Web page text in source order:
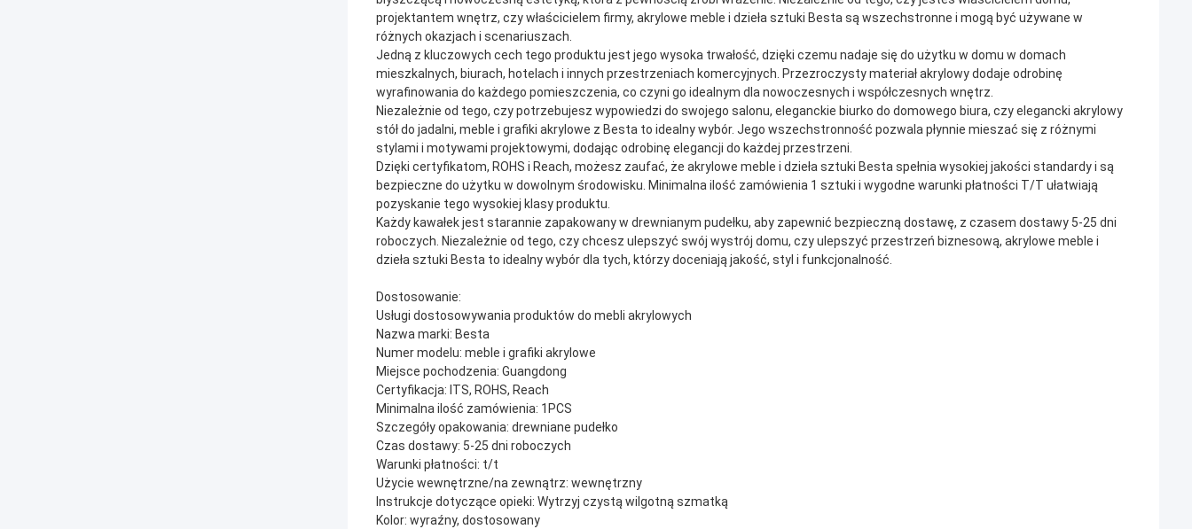
projektantem wnętrz, czy właścicielem firmy, akrylowe meble i dzieła sztuki Besta są wszechstronne i mogą być używane w
różnych okazjach i scenariuszach.
Jedną z kluczowych cech tego produktu jest jego wysoka trwałość, dzięki czemu nadaje się do użytku w domu w domach
mieszkalnych, biurach, hotelach i innych przestrzeniach komercyjnych. Przezroczysty materiał akrylowy dodaje odrobinę
wyrafinowania do każdego pomieszczenia, co czyni go idealnym dla nowoczesnych i współczesnych wnętrz.
Niezależnie od tego, czy potrzebujesz wypowiedzi do swojego salonu, eleganckie biurko do domowego biura, czy elegancki akrylowy
stół do jadalni, meble i grafiki akrylowe z Besta to idealny wybór. Jego wszechstronność pozwala płynnie mieszać się z różnymi
stylami i motywami projektowymi, dodając odrobinę elegancji do każdej przestrzeni.
Dzięki certyfikatom, ROHS i Reach, możesz zaufać, że akrylowe meble i dzieła sztuki Besta spełnia wysokiej jakości standardy i są
bezpieczne do użytku w dowolnym środowisku. Minimalna ilość zamówienia 1 sztuki i wygodne warunki płatności T/T ułatwiają
pozyskanie tego wysokiej klasy produktu.
Każdy kawałek jest starannie zapakowany w drewnianym pudełku, aby zapewnić bezpieczną dostawę, z czasem dostawy 5-25 dni
roboczych. Niezależnie od tego, czy chcesz ulepszyć swój wystrój domu, czy ulepszyć przestrzeń biznesową, akrylowe meble i
dzieła sztuki Besta to idealny wybór dla tych, którzy doceniają jakość, styl i funkcjonalność.
Dostosowanie:
Usługi dostosowywania produktów do mebli akrylowych
Nazwa marki: Besta
Numer modelu: meble i grafiki akrylowe
Miejsce pochodzenia: Guangdong
Certyfikacja: ITS, ROHS, Reach
Minimalna ilość zamówienia: 1PCS
Szczegóły opakowania: drewniane pudełko
Czas dostawy: 5-25 dni roboczych
Warunki płatności: t/t
Użycie wewnętrzne/na zewnątrz: wewnętrzny
Instrukcje dotyczące opieki: Wytrzyj czystą wilgotną szmatką
Kolor: wyraźny, dostosowany